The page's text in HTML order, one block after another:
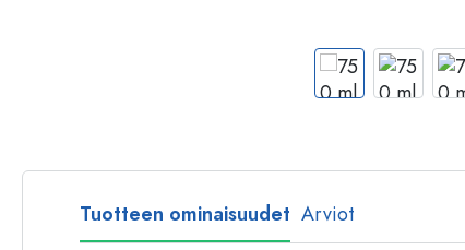
Tuotteen ominaisuudet Arviot